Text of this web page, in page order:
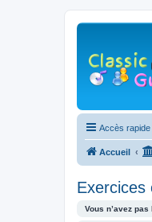
Accès rapide
Accueil
Exercices
Vous n’avez